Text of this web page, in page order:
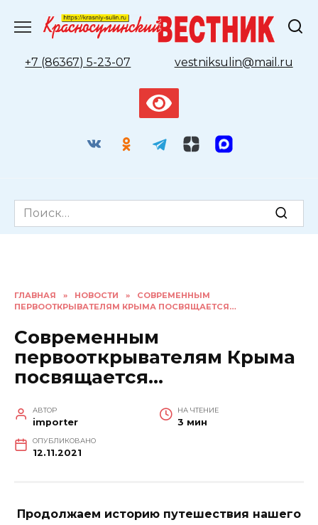
содержанию
+7 (86367) 5-23-07
vestniksulin@mail.ru
Search
for:
ГЛАВНАЯ » НОВОСТИ »
СОВРЕМЕННЫМ
ПЕРВООТКРЫВАТЕЛЯМ КРЫМА ПОСВЯЩАЕТСЯ…
Современным
первооткрывателям Крыма
посвящается…
АВТОР
importer
НА ЧТЕНИЕ
3 мин
ОПУБЛИКОВАНО
12.11.2021
Продолжаем историю путешествия нашего